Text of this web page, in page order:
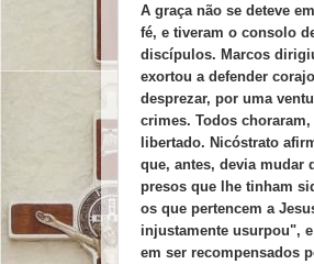
A graça não se deteve
fé, e tiveram o consolo
discípulos. Marcos
exortou a defender
desprezar, por uma
crimes. Todos
libertado. Nicóstrato
que, antes, devia mudar
presos que lhe tinham
os que pertencem a
injustamente usurpou",
em ser recompensados